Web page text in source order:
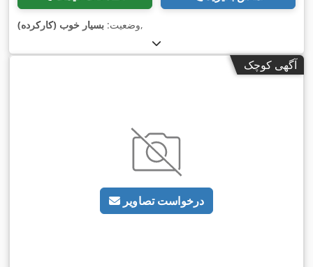
وضعیت: بسیار خوب (کارکرده) ,
آگهی کوچک
درخواست تصاویر